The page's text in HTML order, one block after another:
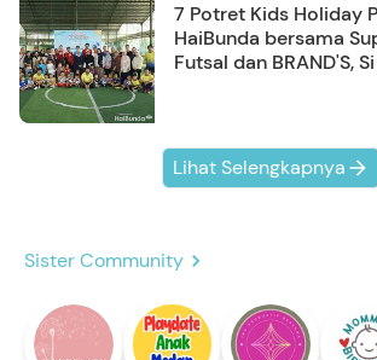
7 Potret Kids Holiday
HaiBunda bersama
Futsal dan BRAND'S,
Lihat Selengkapnya
Sister Community